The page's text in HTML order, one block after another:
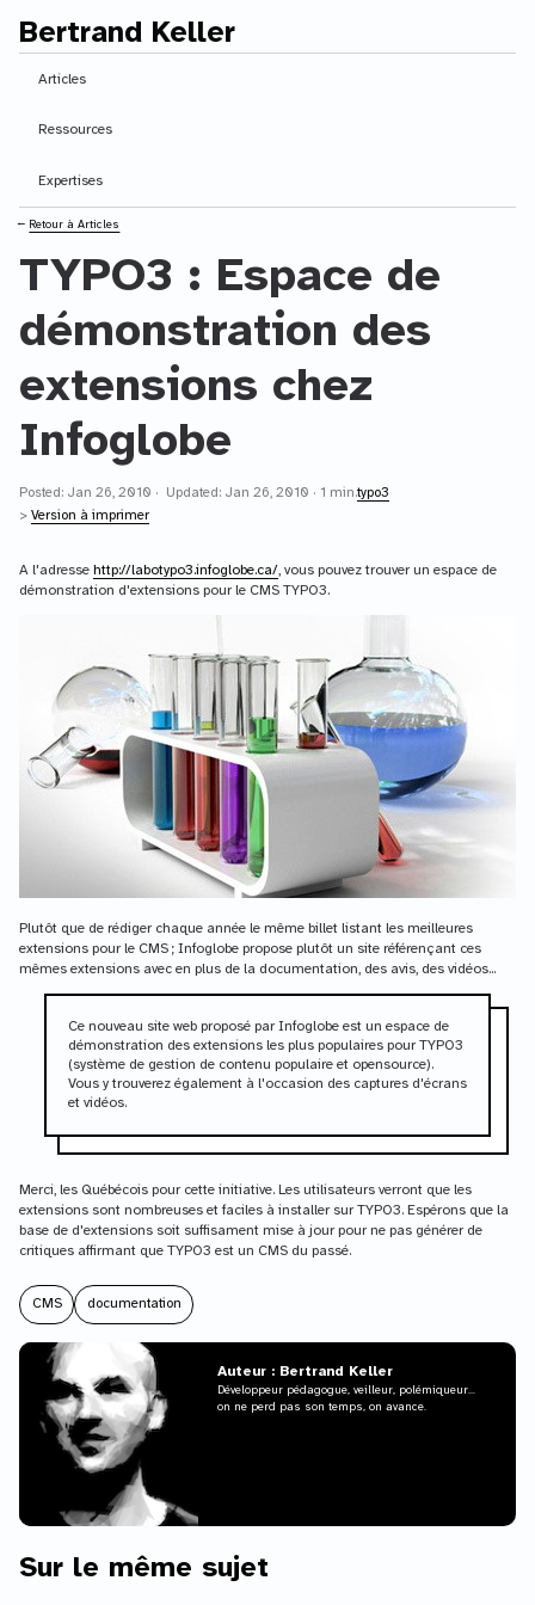
Contenu principal
Bertrand Keller
Articles
Ressources
Expertises
⭠ Retour à Articles
TYPO3 : Espace de
démonstration des
extensions chez
Infoglobe
Posted: Jan 26, 2010 · Updated: Jan 26, 2010 · 1 min.typo3
> Version à imprimer
A l'adresse http://labotypo3.infoglobe.ca/, vous pouvez trouver un espace de
démonstration d'extensions pour le CMS TYPO3.
Plutôt que de rédiger chaque année le même billet listant les meilleures
extensions pour le CMS ; Infoglobe propose plutôt un site référençant ces
mêmes extensions avec en plus de la documentation, des avis, des vidéos...
Ce nouveau site web proposé par Infoglobe est un espace de
démonstration des extensions les plus populaires pour TYPO3
(système de gestion de contenu populaire et opensource).
Vous y trouverez également à l'occasion des captures d'écrans
et vidéos.
Merci, les Québécois pour cette initiative. Les utilisateurs verront que les
extensions sont nombreuses et faciles à installer sur TYPO3. Espérons que la
base de d'extensions soit suffisament mise à jour pour ne pas générer de
critiques affirmant que TYPO3 est un CMS du passé.
CMS documentation
Auteur : Bertrand Keller
Développeur pédagogue, veilleur, polémiqueur...
on ne perd pas son temps, on avance.
Sur le même sujet